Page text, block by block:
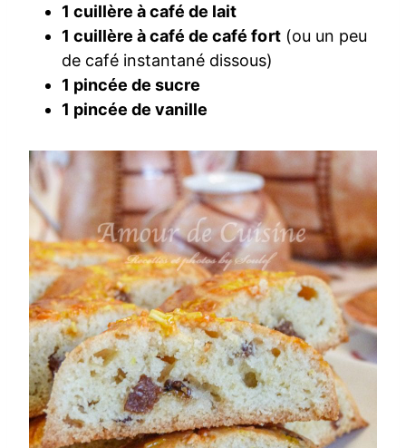
1 cuillère à café de lait
1 cuillère à café de café fort(ou un peu
de café instantané dissous)
1 pincée de sucre
1 pincée de vanille